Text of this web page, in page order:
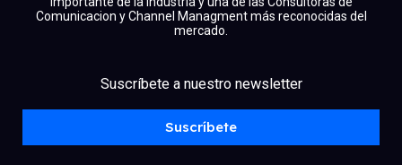
Comunicacion y Channel Managment más reconocidas del
mercado.
Suscríbete a nuestro newsletter
Suscríbete
linkedinyoutubeinstagram
spotify